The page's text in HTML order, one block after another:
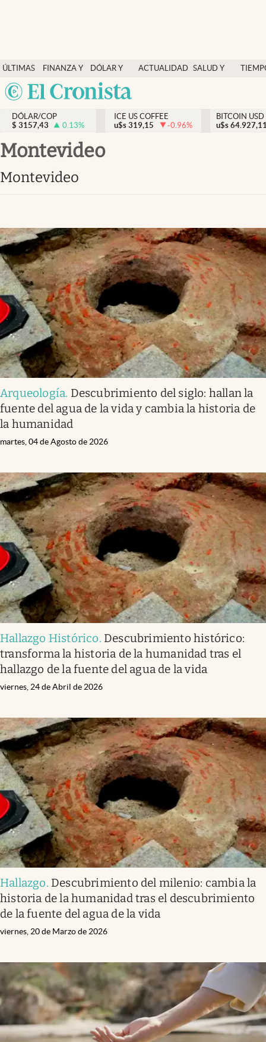
ÚLTIMAS
NOTICIAS
FINANZA Y
ECONOMÍA
DÓLAR Y
MERCADOS
ACTUALIDAD SALUD Y
México
Salud y nutrición
Vida espiritual
Actualidad
Dólar y mercados
Curiosidades
DÓLAR/COP
$ 3157,43 0.13%
ICE US COFFEE
u$s 319,15 -0.96%
BITCOIN USD
u$s
Montevideo
Montevideo
Arqueología. Descubrimiento del siglo: hallan la
fuente del agua de la vida y cambia la historia de
la humanidad
martes, 04 de Agosto de 2026
Hallazgo Histórico. Descubrimiento histórico:
transforma la historia de la humanidad tras el
hallazgo de la fuente del agua de la vida
viernes, 24 de Abril de 2026
Hallazgo. Descubrimiento del milenio: cambia la
historia de la humanidad tras el descubrimiento
de la fuente del agua de la vida
viernes, 20 de Marzo de 2026